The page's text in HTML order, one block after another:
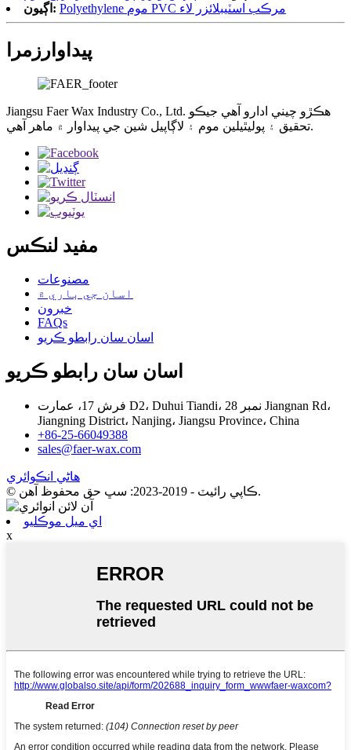
اڳيون: Polyethylene موم PVC مرڪب اسٽيبلائزر لاء
پيداوار زمرا
Jiangsu Faer Wax Industry Co., Ltd. ھڪڙو چيني ادارو آھي جيڪو
تحقيق ۽ پوليٿيلين موم ۽ لاڳاپيل شين جي پيداوار ۾ ماهر آھي.
مفيد لنڪس
مصنوعات
اسان جي باري ۾
خبرون
FAQs
اسان سان رابطو ڪريو
اسان سان رابطو ڪريو
فرش 17، عمارت D2، Duhui Tiandi، نمبر 28 Jiangnan Rd،
Jiangning District، Nanjing، Jiangsu Province، China
+86-25-66049388
sales@faer-wax.com
هاڻي انڪوائري
© ڪاپي رائيٽ - 2019-2023: سڀ حق محفوظ آهن.
اي ميل موڪليو
x